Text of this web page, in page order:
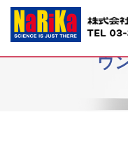
デジタル生物
ウ